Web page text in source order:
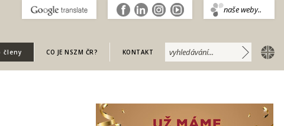
naše weby..
.
členy CO JE NSZM ČR? KONTAKT english